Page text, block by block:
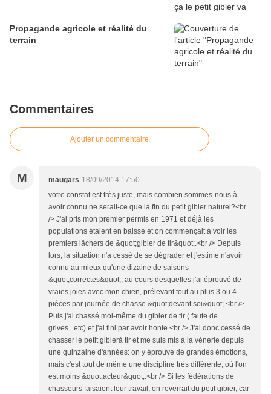
Propagande agricole et réalité du
terrain
Commentaires
Ajouter un commentaire
M maugars 18/09/2014 17:50
votre constat est très juste, mais combien sommes-nous à
avoir connu ne serait-ce que la fin du petit gibier naturel?<br
/> J'ai pris mon premier permis en 1971 et déjà les
populations étaient en baisse et on commençait à voir les
premiers lâchers de &quot;gibier de tir&quot;.<br /> Depuis
lors, la situation n'a cessé de se dégrader et j'estime n'avoir
connu au mieux qu'une dizaine de saisons
&quot;correctes&quot;, au cours desquelles j'ai éprouvé de
vraies joies avec mon chien, prélevant tout au plus 3 ou 4
pièces par journée de chasse &quot;devant soi&quot;.<br />
Puis j'ai chassé moi-même du gibier de tir ( faute de
grives...etc) et j'ai fini par avoir honte.<br /> J'ai donc cessé de
chasser le petit gibierà tir et me suis mis à la vénerie depuis
une quinzaine d'années: on y éprouve de grandes émotions,
mais c'est tout de même une discipline très différente, où l'on
est moins &quot;acteur&quot;.<br /> Si les fédérations de
chasseurs faisaient leur travail, on reverrait du petit gibier, car